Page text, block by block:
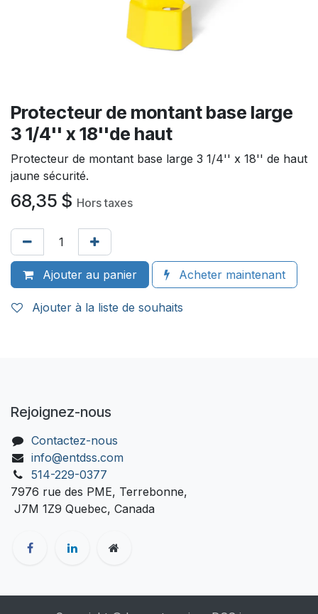
Protecteur de montant base large
3 1/4'' x 18''de haut
Protecteur de montant base large 3 1/4'' x 18'' de haut
jaune sécurité.
68,35 $ Hors taxes
Ajouter au panier Acheter maintenant
Ajouter à la liste de souhaits
Rejoignez-nous
Contactez-nous
info@entdss.com
514-229-0377
7976 rue des PME, Terrebonne,
J7M 1Z9 Quebec, Canada